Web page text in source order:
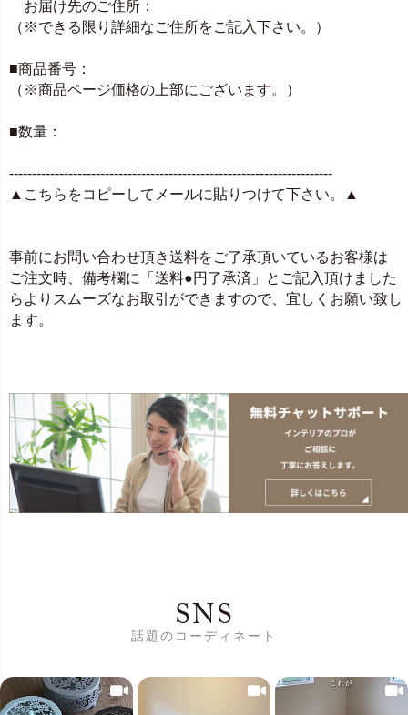
お届け先のご住所：
（※できる限り詳細なご住所をご記入下さい。）
■商品番号：
（※商品ページ価格の上部にございます。）
■数量：
-----------------------------------------------------------------------
▲こちらをコピーしてメールに貼りつけて下さい。▲
事前にお問い合わせ頂き送料をご了承頂いているお客様は
ご注文時、備考欄に「送料●円了承済」とご記入頂けました
らよりスムーズなお取引ができますので、宜しくお願い致し
ます。
SNS
話題のコーディネート